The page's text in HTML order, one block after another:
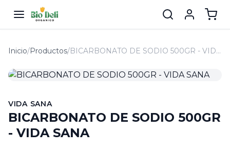
Inicio/Productos/ BICARBONATO DE SODIO 500GR - VIDA SANA
VIDA SANA
BICARBONATO DE SODIO 500GR
- VIDA SANA